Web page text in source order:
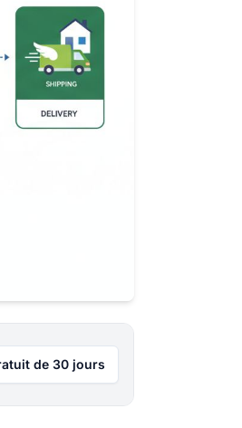
de 30 jours